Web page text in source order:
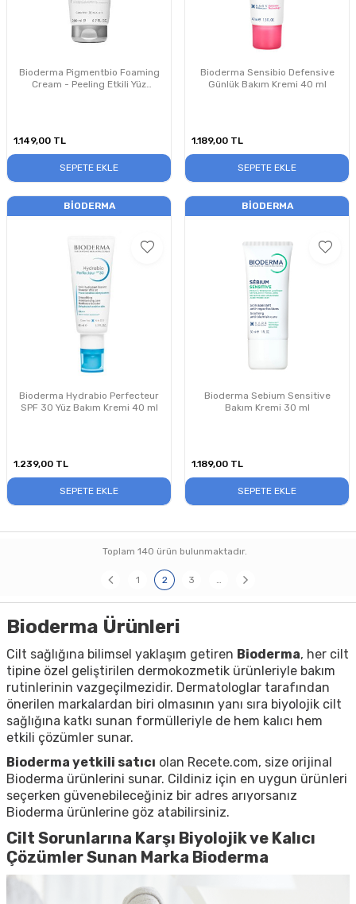
Bioderma Pigmentbio Foaming
Cream - Peeling Etkili Yüz
1.149,00 TL
SEPETE EKLE
Bioderma Sensibio Defensive
Günlük Bakım Kremi 40 ml
1.189,00 TL
SEPETE EKLE
BIODERMA
Bioderma Hydrabio Perfecteur
SPF 30 Yüz Bakım Kremi 40 ml
1.239,00 TL
SEPETE EKLE
BIODERMA
Bioderma Sebium Sensitive
Bakım Kremi 30 ml
1.189,00 TL
SEPETE EKLE
Toplam 140 ürün bulunmaktadır.
1 2 3
Bioderma Ürünleri
Cilt sağlığına bilimsel yaklaşım getiren Bioderma, her cilt
tipine özel geliştirilen dermokozmetik ürünleriyle bakım
rutinlerinin vazgeçilmezidir. Dermatologlar tarafından
önerilen markalardan biri olmasının yanı sıra biyolojik cilt
sağlığına katkı sunan formülleriyle de hem kalıcı hem
etkili çözümler sunar.
Bioderma yetkili satıcı olan Recete.com, size orijinal
Bioderma ürünlerini sunar. Cildiniz için en uygun ürünleri
seçerken güvenebileceğiniz bir adres arıyorsanız
Bioderma ürünlerine göz atabilirsiniz.
Cilt Sorunlarına Karşı Biyolojik ve Kalıcı
Çözümler Sunan Marka Bioderma